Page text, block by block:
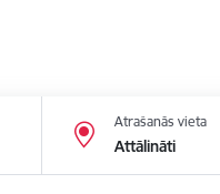
Atrašanās vieta
Attālināti